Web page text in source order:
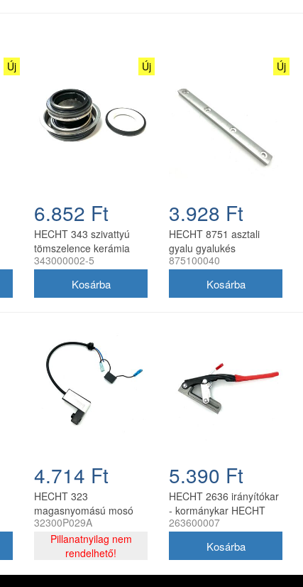
Új Új
6.852 Ft
HECHT 343 szivattyú
tömszelence kerámia
gyűrűvel 40x18,8x23 mm
343000002-5
Új
3.928 Ft
HECHT 8751 asztali
gyalu gyalukés
ellendarab, rögítőlap
875100040
4.714 Ft
HECHT 323
magasnyomású mosó
mikrokapcsoló modul
32300P029A
Pillanatnyilag nem
rendelhető!
5.390 Ft
HECHT 2636 irányítókar
- kormánykar HECHT
benzinmotoros
263600007